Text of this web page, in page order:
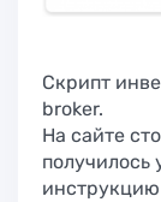
Скрипт
broker.
На сайте
получилось